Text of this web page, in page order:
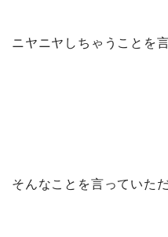
ニヤニヤしちゃうことを
そんなことを言っていた